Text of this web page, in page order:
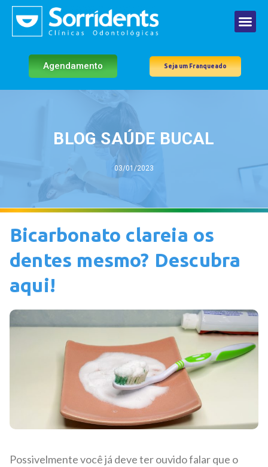
Agendamento Seja um Franqueado
BLOG SAÚDE BUCAL
03/01/2023
Bicarbonato clareia os
dentes mesmo? Descubra
aqui!
Possivelmente você já deve ter ouvido falar que o